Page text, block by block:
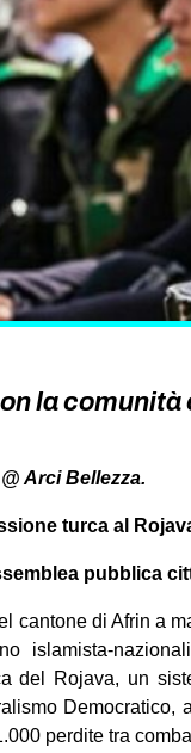
la comunità
Arci Bellezza.
turca al
pubblica
cantone di Afrin a
islamista-
del Rojava, un
Democratico,
perdite tra